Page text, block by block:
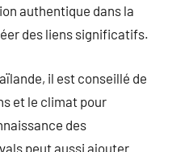
authentique dans la
des liens significatifs.
il est conseillé de
et le climat pour
des
peut aussi ajouter